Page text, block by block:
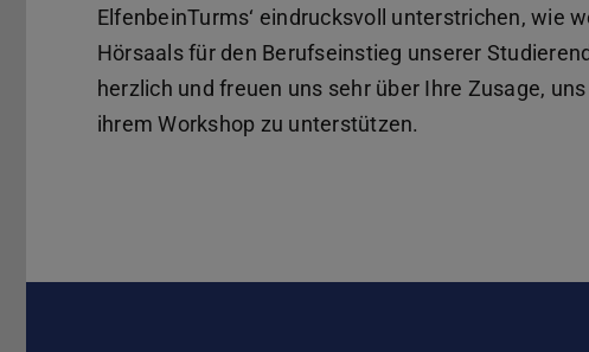
ElfenbeinTurms‘ eindrucksvoll unterstrichen, wie
Hörsaals für den Berufseinstieg unserer
herzlich und freuen uns sehr über Ihre Zusage,
ihrem Workshop zu unterstützen.